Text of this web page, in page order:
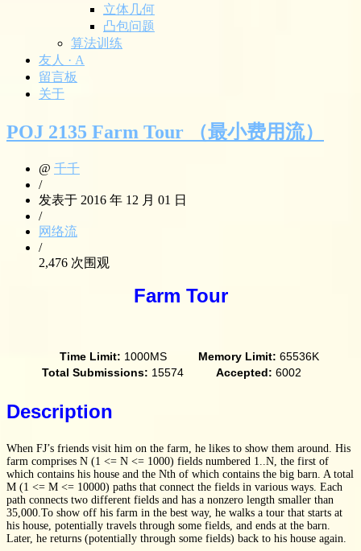
立体几何
凸包问题
算法训练
友人 · A
留言板
关于
POJ 2135 Farm Tour （最小费用流）
@ 千千
/
发表于 2016 年 12 月 01 日
/
网络流
/
2,476 次围观
Farm Tour
Time Limit: 1000MS Memory Limit: 65536K
Total Submissions: 15574 Accepted: 6002
Description
When FJ’s friends visit him on the farm, he likes to show them around. His
farm comprises N (1 <= N <= 1000) fields numbered 1..N, the first of
which contains his house and the Nth of which contains the big barn. A total
M (1 <= M <= 10000) paths that connect the fields in various ways. Each
path connects two different fields and has a nonzero length smaller than
35,000.To show off his farm in the best way, he walks a tour that starts at
his house, potentially travels through some fields, and ends at the barn.
Later, he returns (potentially through some fields) back to his house again.